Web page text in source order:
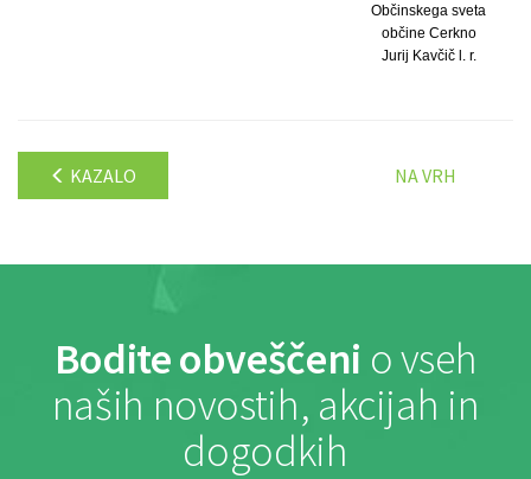
Občinskega sveta
občine Cerkno
Jurij Kavčič l. r.
KAZALO NA VRH
Bodite obveščeni o vseh
naših novostih, akcijah in
dogodkih